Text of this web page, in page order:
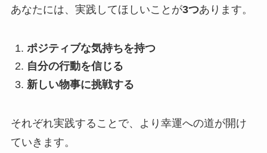
あなたには、実践してほしいことが3つあります。
ポジティブな気持ちを持つ
自分の行動を信じる
新しい物事に挑戦する
それぞれ実践することで、より幸運への道が開け
ていきます。